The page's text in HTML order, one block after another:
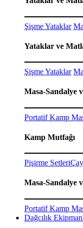
Şişme Yataklar
Yataklar ve
Şişme Yataklar
Masa-Sandalye
Portatif Kamp
Kamp Mutfağı
Pişirme Setleri
Masa-Sandalye
Portatif Kamp
Dağcılık